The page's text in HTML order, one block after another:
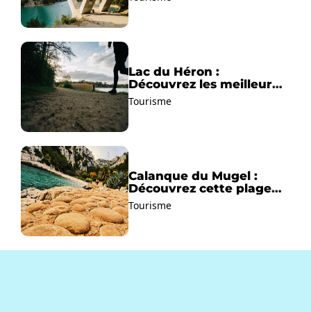
Lac du Héron :
Découvrez les meilleurs
sentiers de randonnée !
Tourisme
Calanque du Mugel :
Découvrez cette plage
paradisiaque à La Ciotat
!
Tourisme